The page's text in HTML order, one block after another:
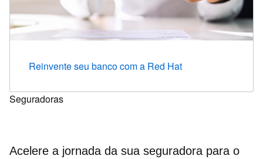
Reinvente seu banco com a Red Hat
Seguradoras
Acelere a jornada da sua seguradora para o